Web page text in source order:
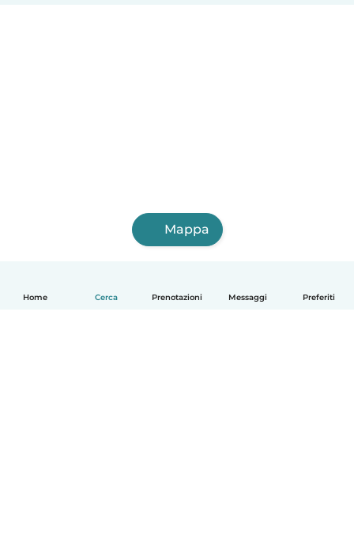
Home Cerca Prenotazioni Messaggi Preferiti
Mappa